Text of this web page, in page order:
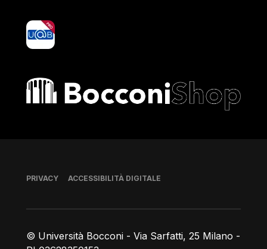
yoU@B
Bocconi shop
© Università Bocconi - Via Sarfatti, 25 Milano -
Piè di pagina
PRIVACY ACCESSIBILITÀ DIGITALE